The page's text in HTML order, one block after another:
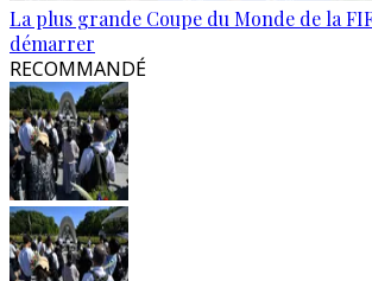
La plus grande Coupe du Monde de la
démarrer
RECOMMANDÉ